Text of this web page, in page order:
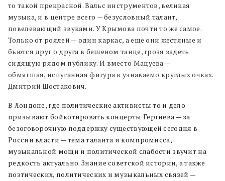
то такой прекрасной. Вальс инструментов, великая
музыка, и в центре всего — безусловный талант,
повелевающий звуками. У Крымова почти то же самое.
Только от роялей — один каркас, а еще они жестяные и
бьются друг о друга в бешеном танце, грозя задеть
сидящую рядом публику. И вместо Мацуева —
обмягшая, испуганная фигура в узнаваемо круглых очках.
Дмитрий Шостакович.
В Лондоне, где политические активисты то и дело
призывают бойкотировать концерты Гергиева — за
безоговорочную поддержку существующей сегодня в
России власти — тема таланта и компромисса,
музыкальной мощи и политической слабости звучит на
редкость актуально. Знание советской истории, а также
поэтических, политических и музыкальных связей —